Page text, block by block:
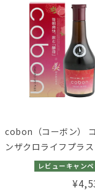
cobon（コーボン）
ンザクロライフプラ
レビューキャン
¥